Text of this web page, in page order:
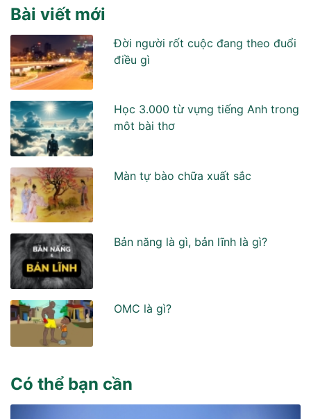
Bài viết mới
Đời người rốt cuộc đang theo đuổi
điều gì
Học 3.000 từ vựng tiếng Anh trong
môt bài thơ
Màn tự bào chữa xuất sắc
Bản năng là gì, bản lĩnh là gì?
OMC là gì?
Có thể bạn cần